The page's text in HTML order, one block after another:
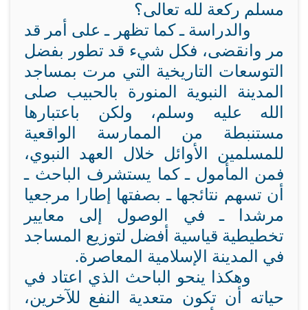
مسلم ركعة لله تعالى؟
والدراسة ـ كما تظهر ـ على أمر قد
مر وانقضى، فكل شيء قد تطور بفضل
التوسعات التاريخية التي مرت بمساجد
المدينة النبوية المنورة بالحبيب صلى
الله عليه وسلم، ولكن باعتبارها
مستنبطة من الممارسة الواقعية
للمسلمين الأوائل خلال العهد النبوي،
فمن المأمول ـ كما يستشرف الباحث ـ
أن تسهم نتائجها ـ بصفتها إطارا مرجعيا
مرشدا ـ في الوصول إلى معايير
تخطيطية قياسية أفضل لتوزيع المساجد
في المدينة الإسلامية المعاصرة.
وهكذا ينحو الباحث الذي اعتاد في
حياته أن تكون متعدية النفع للآخرين،